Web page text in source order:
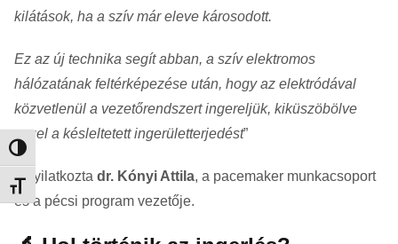
Nagy kontraszt váltása
Betűméret váltása
kilátások, ha a szív már eleve károsodott.
Ez az új technika segít abban, a szív elektromos
hálózatának feltérképezése után, hogy az elektródával
közvetlenül a vezetőrendszert ingereljük, kiküszöbölve
ezzel a késleltetett ingerületterjedést”
– nyilatkozta dr. Kónyi Attila, a pacemaker munkacsoport
és a pécsi program vezetője.